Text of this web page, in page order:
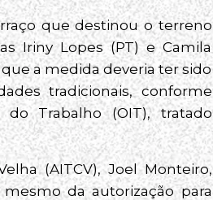
que destinou o terreno
Iriny Lopes (PT) e Camila
a medida deveria ter sido
tradicionais, conforme
do Trabalho (OIT), tratado
(AITCV), Joel Monteiro,
da autorização para